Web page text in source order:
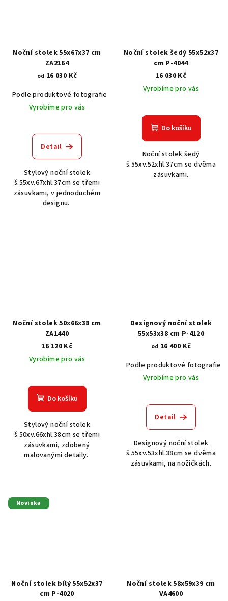
Noční stolek 55x67x37 cm
ZA2164
od 16 030 Kč
Podle produktové fotografie
Akát vintage BT1551
Vyrobíme pro vás
Detail
Stylový noční stolek
š.55xv.67xhl.37cm se třemi
zásuvkami, v jednoduchém
designu.
Noční stolek šedý 55x52x37
cm P-4044
16 030 Kč
Vyrobíme pro vás
Do košíku
Noční stolek šedý
š.55xv.52xhl.37cm se dvěma
zásuvkami.
Noční stolek 50x66x38 cm
ZA1440
16 120 Kč
Vyrobíme pro vás
Do košíku
Stylový noční stolek
š.50xv.66xhl.38cm se třemi
zásuvkami, zdobený
malovanými detaily.
Designový noční stolek
55x53x38 cm P-4120
od 16 400 Kč
Podle produktové fotografie
Vyrobíme pro vás
Detail
Designový noční stolek
š.55xv.53xhl.38cm se dvěma
zásuvkami, na nožičkách.
Novinka
Noční stolek bílý 55x52x37
cm P-4020
Noční stolek 58x59x39 cm
VA4600